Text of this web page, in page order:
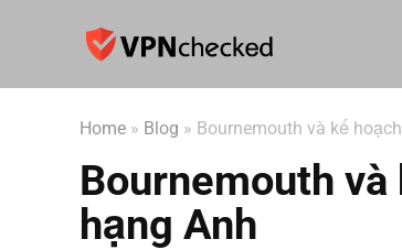
Home » Blog » Bournemouth và kế
Bournemouth
hạng Anh